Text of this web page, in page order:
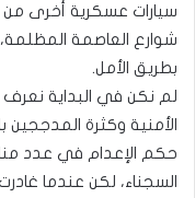
سيارات عسكرية أخرى من
شوارع العاصمة
بطريق الأمل.
لم نكن في البداية نعرف
الأمنية وكثرة
حكم الإعدام في عدد
السجناء، لكن عندما